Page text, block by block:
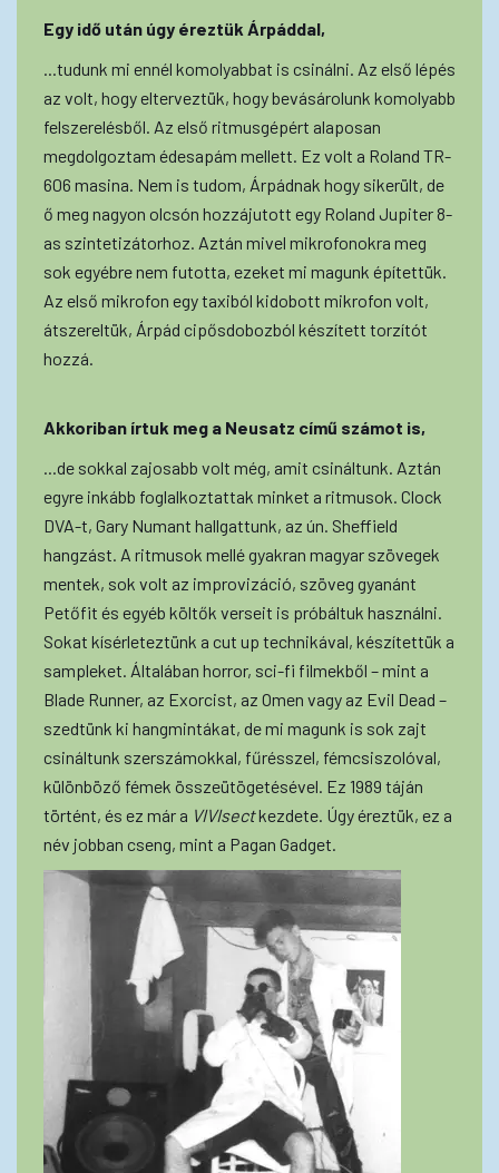
Egy idő után úgy éreztük Árpáddal,
...tudunk mi ennél komolyabbat is csinálni. Az első lépés
az volt, hogy elterveztük, hogy bevásárolunk komolyabb
felszerelésből. Az első ritmusgépért alaposan
megdolgoztam édesapám mellett. Ez volt a Roland TR-
606 masina. Nem is tudom, Árpádnak hogy sikerült, de
ő meg nagyon olcsón hozzájutott egy Roland Jupiter 8-
as szintetizátorhoz. Aztán mivel mikrofonokra meg
sok egyébre nem futotta, ezeket mi magunk építettük.
Az első mikrofon egy taxiból kidobott mikrofon volt,
átszereltük, Árpád cipősdobozból készített torzítót
hozzá.
Akkoriban írtuk meg a Neusatz című számot is,
...de sokkal zajosabb volt még, amit csináltunk. Aztán
egyre inkább foglalkoztattak minket a ritmusok. Clock
DVA-t, Gary Numant hallgattunk, az ún. Sheffield
hangzást. A ritmusok mellé gyakran magyar szövegek
mentek, sok volt az improvizáció, szöveg gyanánt
Petőfit és egyéb költők verseit is próbáltuk használni.
Sokat kísérleteztünk a cut up technikával, készítettük a
sampleket. Általában horror, sci-fi filmekből – mint a
Blade Runner, az Exorcist, az Omen vagy az Evil Dead –
szedtünk ki hangmintákat, de mi magunk is sok zajt
csináltunk szerszámokkal, fűrésszel, fémcsiszolóval,
különböző fémek összeütögetésével. Ez 1989 táján
történt, és ez már a VIVIsectkezdete. Úgy éreztük, ez a
név jobban cseng, mint a Pagan Gadget.